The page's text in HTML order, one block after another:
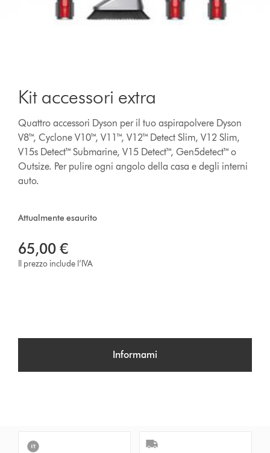
Kit accessori extra
Quattro accessori Dyson per il tuo aspirapolvere Dyson
V8™, Cyclone V10™, V11™, V12™ Detect Slim, V12 Slim,
V15s Detect™ Submarine, V15 Detect™, Gen5detect™ o
Outsize. Per pulire ogni angolo della casa e degli interni
auto.
Attualmente esaurito
65,00 €
Il prezzo include l’IVA
Informami